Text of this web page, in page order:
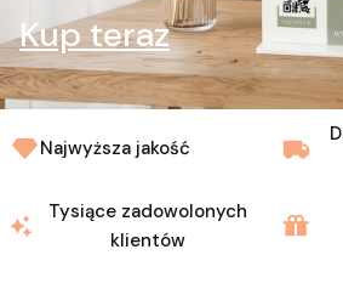
Kup teraz
Najwyższa jakość
Tysiące zadowolonych
klientów